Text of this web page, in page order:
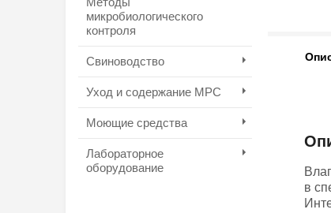
микробиологического
контроля
Свиноводство
Уход и содержание МРС
Моющие средства
Лабораторное
оборудование
в